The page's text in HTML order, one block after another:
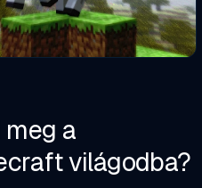
a
világodba?